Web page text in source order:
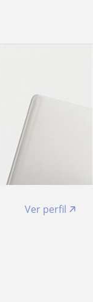
Ver perfil